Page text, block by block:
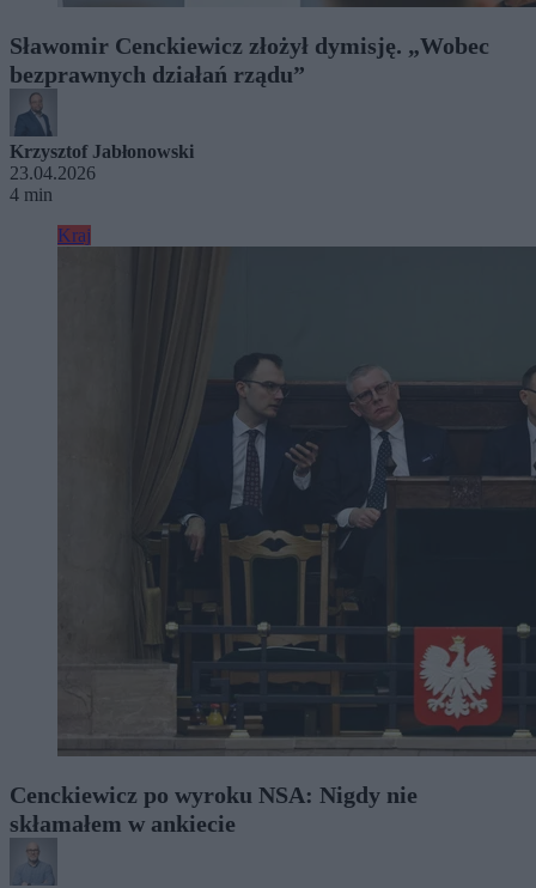
Sławomir Cenckiewicz złożył dymisję. „Wobec
bezprawnych działań rządu”
Krzysztof Jabłonowski
23.04.2026
4 min
Kraj
Cenckiewicz po wyroku NSA: Nigdy nie
skłamałem w ankiecie